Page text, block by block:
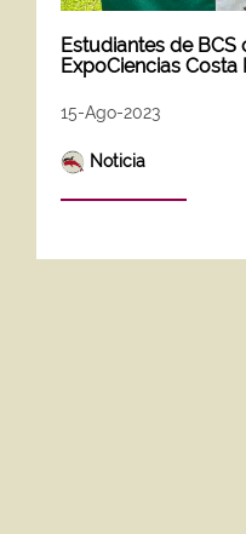
Estudiantes de
ExpoCiencias Costa
15-Ago-2023
Noticia